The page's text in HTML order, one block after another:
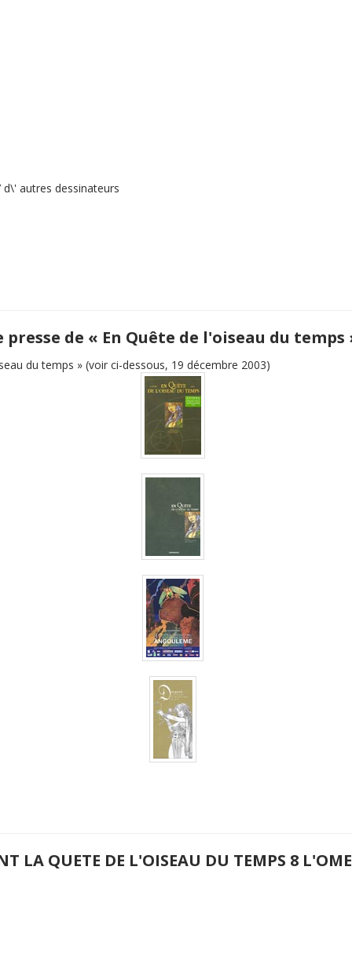
autres dessinateurs
presse de « En Quête de l'oiseau du temps
du temps » (voir ci-dessous, 19 décembre 2003)
LA QUETE DE L'OISEAU DU TEMPS 8